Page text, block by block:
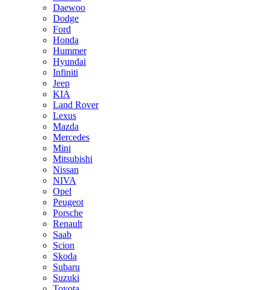
Daewoo
Dodge
Ford
Honda
Hummer
Hyundai
Infiniti
Jeep
KIA
Land Rover
Lexus
Mazda
Mercedes
Mini
Mitsubishi
Nissan
NIVA
Opel
Peugeot
Porsche
Renault
Saab
Scion
Skoda
Subaru
Suzuki